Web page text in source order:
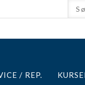
/ REP.